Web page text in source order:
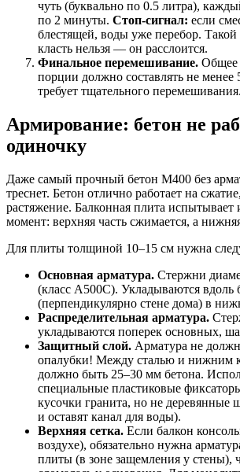
чуть (буквально по 0.5 литра),
по 2 минуты. Стоп-сигнал: если
блестящей, воды уже перебор. Такой
класть нельзя — он расслоится.
Финальное перемешивание. Общее
порции должно составлять не
требует тщательного перемешивания.
Армирование: бетон не
одиночку
Даже самый прочный бетон М400 без
треснет. Бетон отлично работает на
растяжение. Балконная плита
момент: верхняя часть сжимается, а
Для плиты толщиной 10–15 см нужна
Основная арматура. Стержни
(класс А500С). Укладываются вдоль
(перпендикулярно стене дома) в
Распределительная арматура.
укладываются поперек основных,
Защитный слой. Арматура не
опалубки! Между сталью и нижним
должно быть 25–30 мм бетона.
специальные пластиковые
кусочки гранита, но не деревянные
и оставят канал для воды).
Верхняя сетка. Если балкон
воздухе), обязательно нужна
плиты (в зоне защемления у стены),